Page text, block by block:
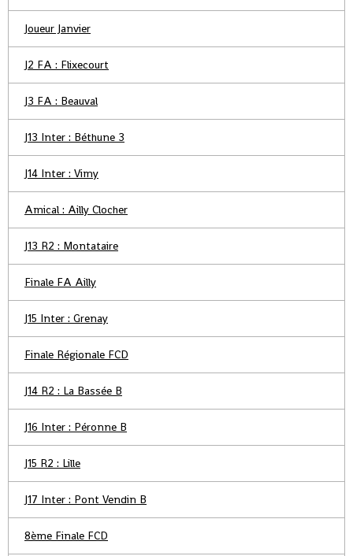
Joueur Janvier
J2 FA : Flixecourt
J3 FA : Beauval
J13 Inter : Béthune 3
J14 Inter : Vimy
Amical : Ailly Clocher
J13 R2 : Montataire
Finale FA Ailly
J15 Inter : Grenay
Finale Régionale FCD
J14 R2 : La Bassée B
J16 Inter : Péronne B
J15 R2 : Lille
J17 Inter : Pont Vendin B
8ème Finale FCD